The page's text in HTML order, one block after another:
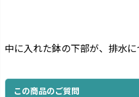
中に入れた鉢の下部が、排水に
この商品のご質問